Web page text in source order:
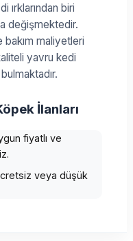
biri
değişmektedir.
bakım maliyetleri
yavru kedi
İlanları
fiyatlı ve
veya düşük